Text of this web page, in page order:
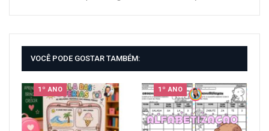
VOCÊ PODE GOSTAR TAMBÉM:
1º ANO 1º ANO